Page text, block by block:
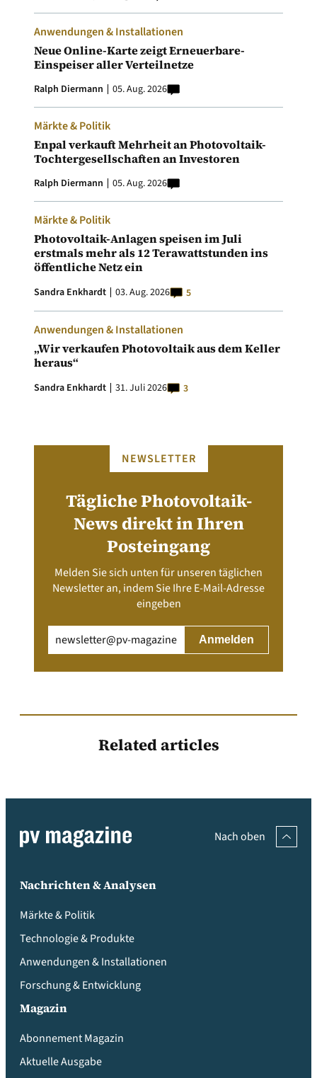
Anwendungen & Installationen
Neue Online-Karte zeigt Erneuerbare-
Einspeiser aller Verteilnetze
Ralph Diermann 05. Aug. 2026
Märkte & Politik
Enpal verkauft Mehrheit an Photovoltaik-
Tochtergesellschaften an Investoren
Ralph Diermann 05. Aug. 2026
Märkte & Politik
Photovoltaik-Anlagen speisen im Juli
erstmals mehr als 12 Terawattstunden ins
öffentliche Netz ein
Sandra Enkhardt 03. Aug. 2026 5
Anwendungen & Installationen
„Wir verkaufen Photovoltaik aus dem Keller
heraus“
Sandra Enkhardt 31. Juli 2026 3
NEWSLETTER
Tägliche Photovoltaik-
News direkt in Ihren
Posteingang
Melden Sie sich unten für unseren täglichen
Newsletter an, indem Sie Ihre E-Mail-Adresse
eingeben
(erforderlich)
Related articles
Nach oben
Nachrichten & Analysen
Märkte & Politik
Technologie & Produkte
Anwendungen & Installationen
Forschung & Entwicklung
Magazin
Abonnement Magazin
Aktuelle Ausgabe